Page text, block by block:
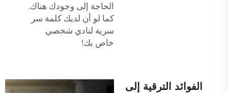
الحاجة إلى وجودك هناك.
كما لو أن لديك كلمة سر
سرية لنادي شخصي
خاص بك!
الفوائد الترقية إلى